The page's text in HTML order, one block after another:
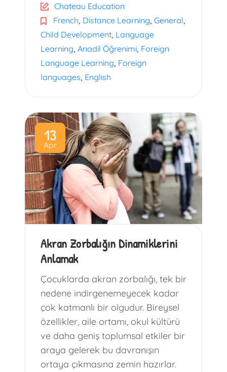
Chateau Education
French, Distance Learning, General,
Child Development, Language
Learning, Anadil Öğrenimi, Foreign
Language Learning, Foreign
languages, English
13
Apr
Akran Zorbalığın Dinamiklerini
Anlamak
Çocuklarda akran zorbalığı, tek bir
nedene indirgenemeyecek kadar
çok katmanlı bir olgudur. Bireysel
özellikler, aile ortamı, okul kültürü
ve daha geniş toplumsal etkiler bir
araya gelerek bu davranışın
ortaya çıkmasına zemin hazırlar.